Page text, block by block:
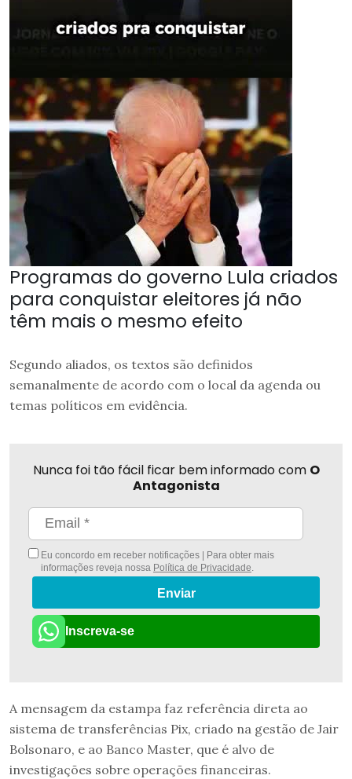
Programas do governo Lula criados
para conquistar eleitores já não
têm mais o mesmo efeito
Segundo aliados, os textos são definidos
semanalmente de acordo com o local da agenda ou
temas políticos em evidência.
Nunca foi tão fácil ficar bem informado com O
Antagonista
Eu concordo em receber notificações | Para obter mais
informações reveja nossa Política de Privacidade
Enviar
Inscreva-se
A mensagem da estampa faz referência direta ao
sistema de transferências Pix, criado na gestão de Jair
Bolsonaro, e ao Banco Master, que é alvo de
investigações sobre operações financeiras.